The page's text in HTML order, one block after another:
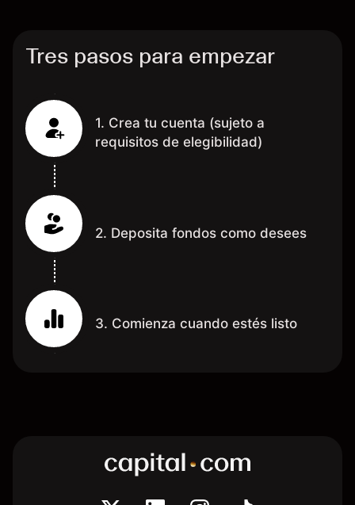
Tres pasos para empezar
1. Crea tu cuenta (sujeto a
requisitos de elegibilidad)
2. Deposita fondos como desees
3. Comienza cuando estés listo